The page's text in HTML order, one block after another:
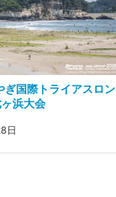
国際トライアスロン
浜大会
日